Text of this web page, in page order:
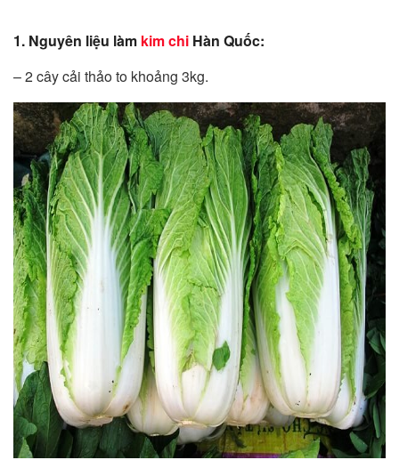
1. Nguyên liệu làm kim chi Hàn Quốc:
– 2 cây cải thảo to khoảng 3kg.